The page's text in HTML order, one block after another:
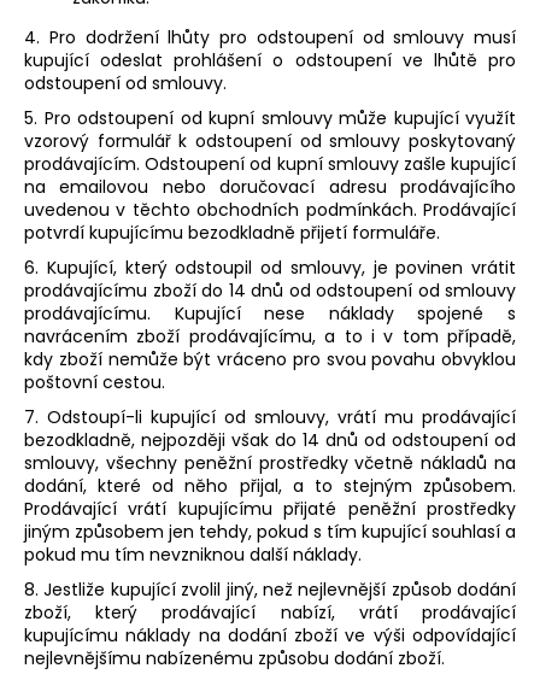
4. Pro dodržení lhůty pro odstoupení od smlouvy musí
kupující odeslat prohlášení o odstoupení ve lhůtě pro
odstoupení od smlouvy.
5. Pro odstoupení od kupní smlouvy může kupující využít
vzorový formulář k odstoupení od smlouvy poskytovaný
prodávajícím. Odstoupení od kupní smlouvy zašle kupující
na emailovou nebo doručovací adresu prodávajícího
uvedenou v těchto obchodních podmínkách. Prodávající
potvrdí kupujícímu bezodkladně přijetí formuláře.
6. Kupující, který odstoupil od smlouvy, je povinen vrátit
prodávajícímu zboží do 14 dnů od odstoupení od smlouvy
prodávajícímu. Kupující nese náklady spojené s
navrácením zboží prodávajícímu, a to i v tom případě,
kdy zboží nemůže být vráceno pro svou povahu obvyklou
poštovní cestou.
7. Odstoupí-li kupující od smlouvy, vrátí mu prodávající
bezodkladně, nejpozději však do 14 dnů od odstoupení od
smlouvy, všechny peněžní prostředky včetně nákladů na
dodání, které od něho přijal, a to stejným způsobem.
Prodávající vrátí kupujícímu přijaté peněžní prostředky
jiným způsobem jen tehdy, pokud s tím kupující souhlasí a
pokud mu tím nevzniknou další náklady.
8. Jestliže kupující zvolil jiný, než nejlevnější způsob dodání
zboží, který prodávající nabízí, vrátí prodávající
kupujícímu náklady na dodání zboží ve výši odpovídající
nejlevnějšímu nabízenému způsobu dodání zboží.